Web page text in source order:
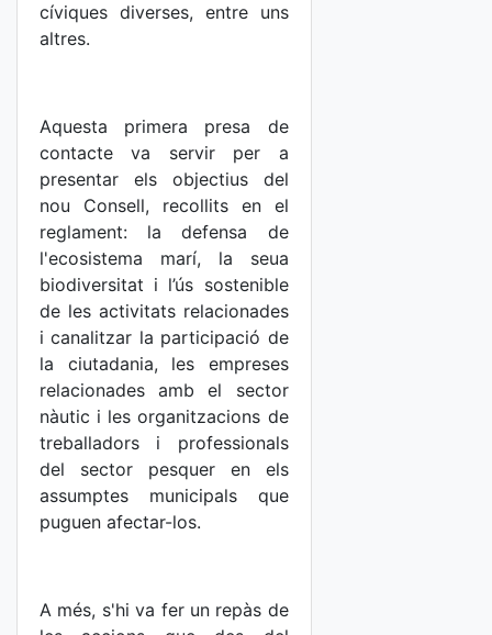
cíviques diverses, entre uns
altres.
Aquesta primera presa de
contacte va servir per a
presentar els objectius del
nou Consell, recollits en el
reglament: la defensa de
l'ecosistema marí, la seua
biodiversitat i l’ús sostenible
de les activitats relacionades
i canalitzar la participació de
la ciutadania, les empreses
relacionades amb el sector
nàutic i les organitzacions de
treballadors i professionals
del sector pesquer en els
assumptes municipals que
puguen afectar-los.
A més, s'hi va fer un repàs de